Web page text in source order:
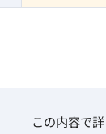
この内容で